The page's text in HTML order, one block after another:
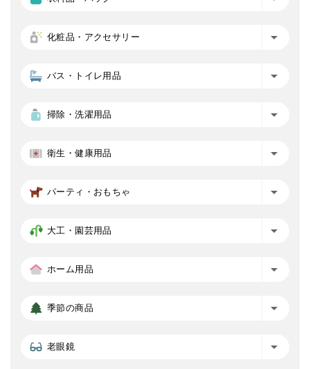
化粧品・アクセサリー
バス・トイレ用品
掃除・洗濯用品
衛生・健康用品
パーティ・おもちゃ
大工・園芸用品
ホーム用品
季節の商品
老眼鏡